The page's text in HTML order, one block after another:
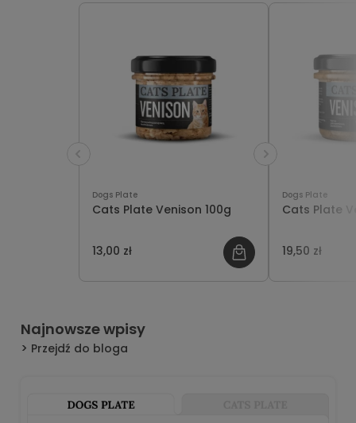
Dogs Plate
Cats Plate Venison 100g
13,00 zł
Dogs Plate
Cats Plate
19,50 zł
Najnowsze wpisy
Przejdź do bloga